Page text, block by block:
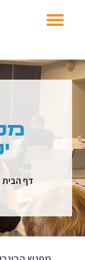
דף הבית